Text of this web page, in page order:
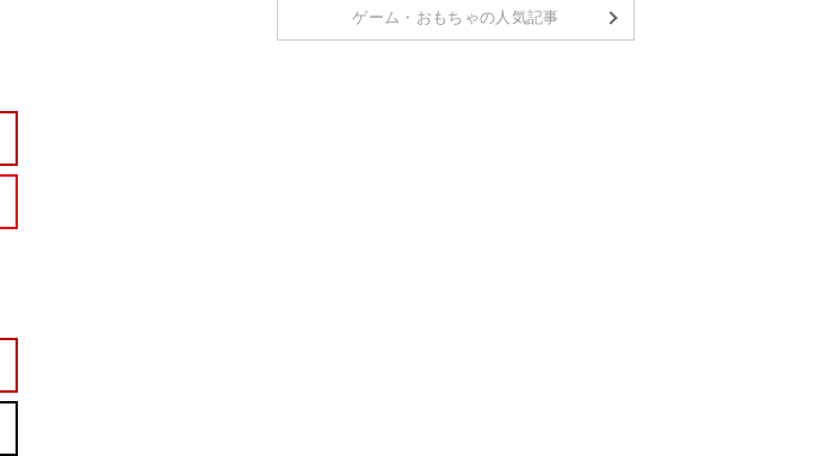
ゲーム・おもちゃの人気記事